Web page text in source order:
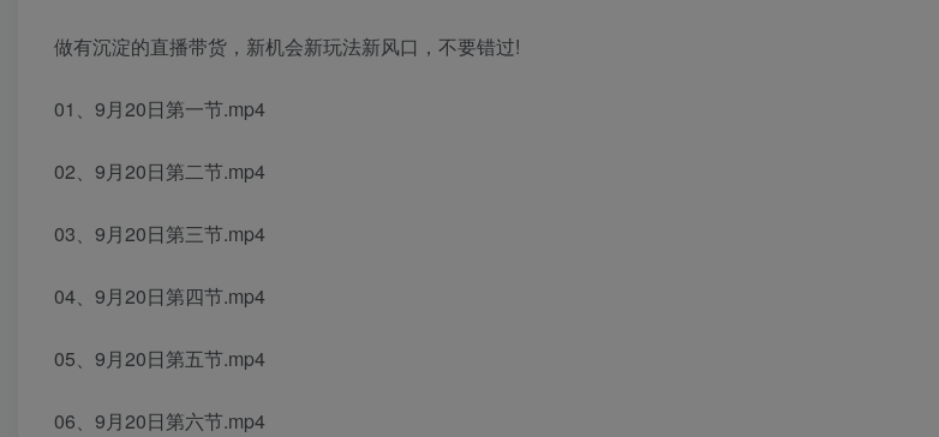
做有沉淀的直播带货，新机会新玩法新风口，不要错过!
01、9月20日第一节.mp4
02、9月20日第二节.mp4
03、9月20日第三节.mp4
04、9月20日第四节.mp4
05、9月20日第五节.mp4
06、9月20日第六节.mp4